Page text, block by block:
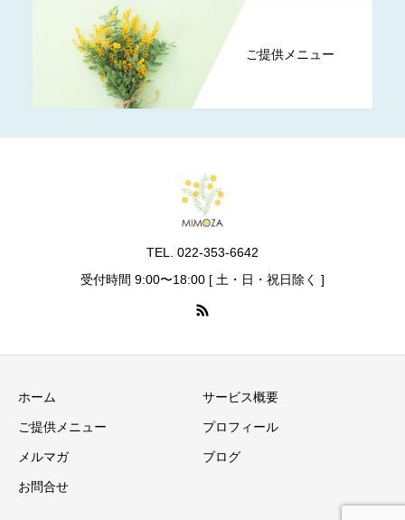
ご提供メニュー
TEL. 022-353-6642
受付時間 9:00〜18:00 [ 土・日・祝日除く ]
ホーム サービス概要
ご提供メニュー プロフィール
メルマガ ブログ
お問合せ